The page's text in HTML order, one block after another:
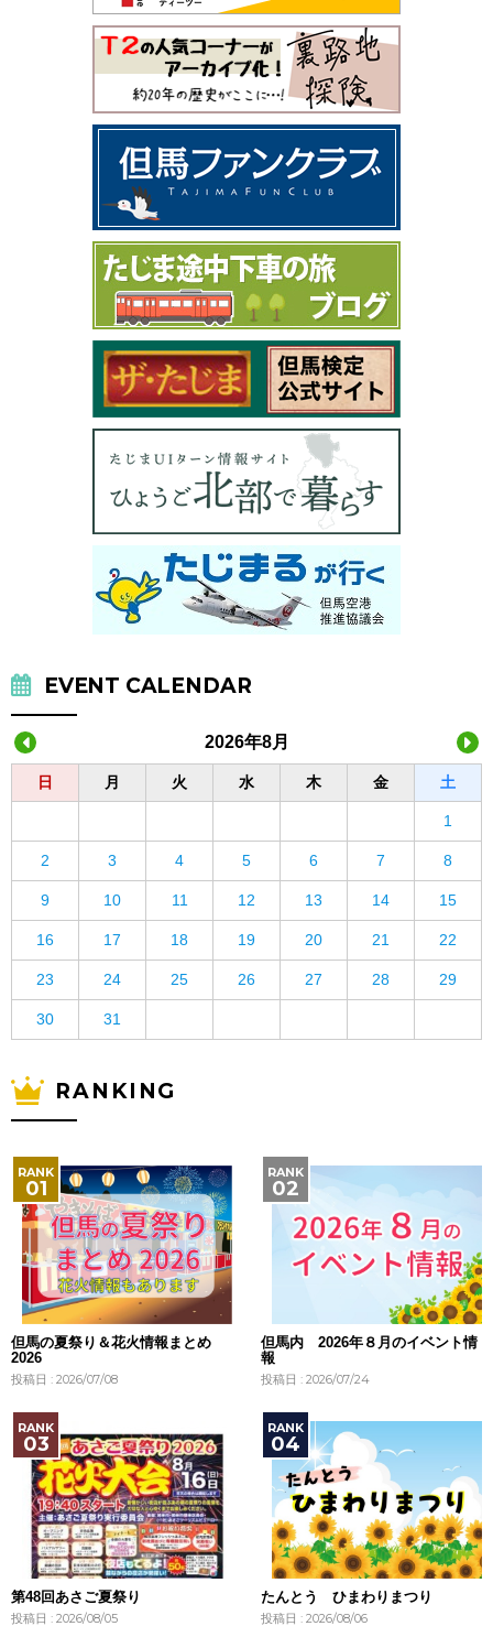
EVENT CALENDAR
2026年8月
日 月 火 水 木 金 土
1
2 3 4 5 6 7 8
9 10 11 12 13 14 15
16 17 18 19 20 21 22
23 24 25 26 27 28 29
30 31
RANKING
但馬の夏祭り＆花火情報まとめ
2026
投稿日 : 2026/07/08
但馬内 2026年８月のイベント情
報
投稿日 : 2026/07/24
第48回あさご夏祭り
投稿日 : 2026/08/05
たんとう ひまわりまつり
投稿日 : 2026/08/06